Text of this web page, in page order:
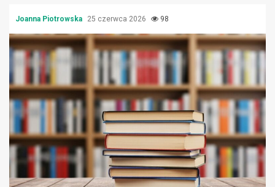
Joanna Piotrowska 25 czerwca 2026 98